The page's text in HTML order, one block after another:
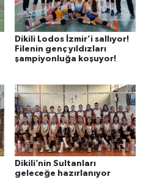
Dikili Lodos İzmir’i sallıyor!
Filenin genç yıldızları
şampiyonluğa koşuyor!
Dikili’nin Sultanları
geleceğe hazırlanıyor